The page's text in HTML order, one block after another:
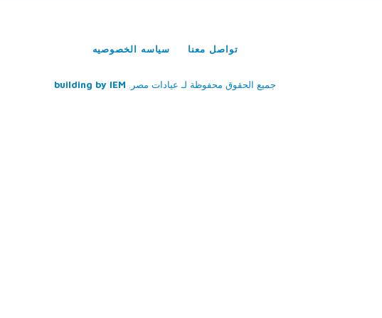
تواصل معنا سياسه الخصوصيه
جميع الحقوق محفوظة لـ عيادات مصر building by IEM